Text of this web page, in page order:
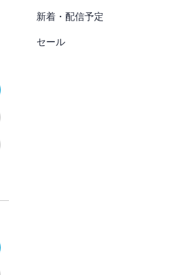
新着・配信予定
セール